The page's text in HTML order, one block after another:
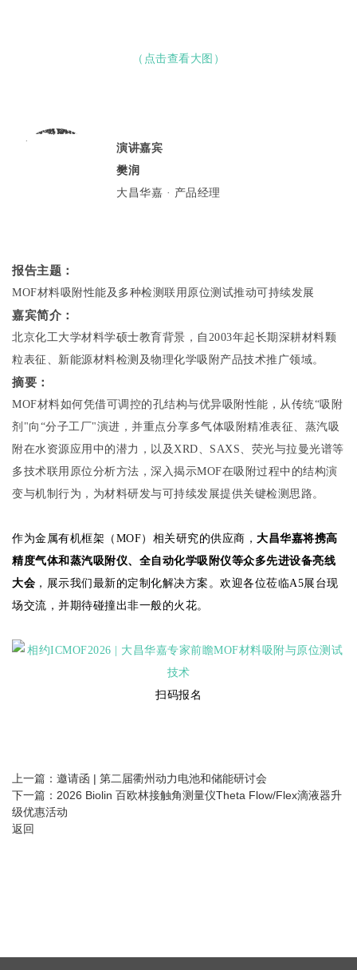
（点击查看大图）
演讲嘉宾
樊润
大昌华嘉 · 产品经理
报告主题：
MOF材料吸附性能及多种检测联用原位测试推动可持续发展
嘉宾简介：
北京化工大学材料学硕士教育背景，自2003年起长期深耕材料颗
粒表征、新能源材料检测及物理化学吸附产品技术推广领域。
摘要：
MOF材料如何凭借可调控的孔结构与优异吸附性能，从传统“吸附
剂"向“分子工厂"演进，并重点分享多气体吸附精准表征、蒸汽吸
附在水资源应用中的潜力，以及XRD、SAXS、荧光与拉曼光谱等
多技术联用原位分析方法，深入揭示MOF在吸附过程中的结构演
变与机制行为，为材料研发与可持续发展提供关键检测思路。
作为金属有机框架（MOF）相关研究的供应商， 大昌华嘉将携高
精度气体和蒸汽吸附仪、全自动化学吸附仪等众多先进设备亮线
大会 ，展示我们最新的定制化解决方案。欢迎各位莅临A5展台现
场交流，并期待碰撞出非一般的火花。
扫码报名
上一篇： 邀请函 | 第二届衢州动力电池和储能研讨会
下一篇： 2026 Biolin 百欧林接触角测量仪Theta Flow/Flex滴液器升
级优惠活动
返回